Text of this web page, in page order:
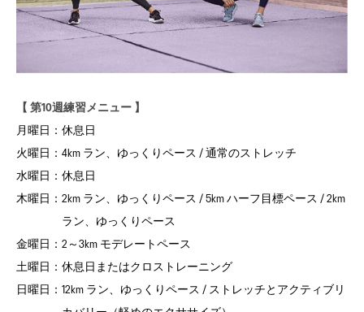
【 第10週練習メニュー 】
月曜日： 休息日
火曜日： 4km ラン、ゆっくりペース / 通常のストレッチ
水曜日： 休息日
木曜日： 2km ラン、ゆっくりペース / 5km ハーフ目標ペース / 2km
ラン、ゆっくりペース
金曜日： 2～3km モデレートペース
土曜日： 休息日またはクロストレーニング
日曜日： 12km ラン、ゆっくりペース / ストレッチとアクティブリ